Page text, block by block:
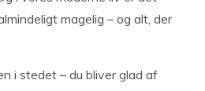
magelig – og alt, der
i stedet – du bliver glad af